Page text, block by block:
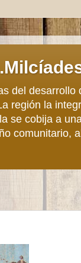
del
región la
se cobija a
comunitario,